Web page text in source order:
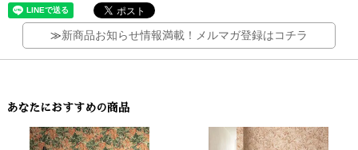
≫新商品お知らせ情報満載！メルマガ登録はコチラ
あなたにおすすめの商品